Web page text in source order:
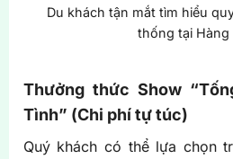
Du khách tận mắt tìm hiểu
thống tại Hàng
Thưởng thức Show
Tình” (Chi phí tự túc)
Quý khách có thể lựa chọn